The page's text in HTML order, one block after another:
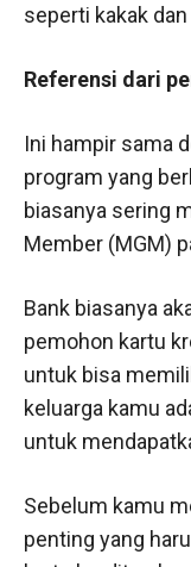
seperti kakak
Referensi dari
Ini hampir sama
program yang
biasanya sering
Member (MGM)
Bank biasanya
pemohon kartu
untuk bisa
keluarga kamu
untuk
Sebelum kamu
penting yang